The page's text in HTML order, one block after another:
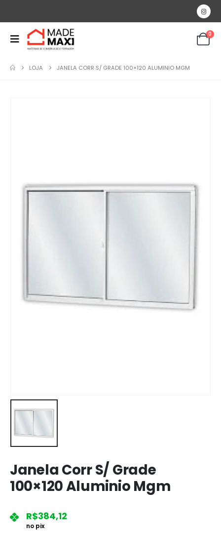
0
LOJA JANELA CORR S/ GRADE 100×120 ALUMINIO MGM
Janela Corr S/ Grade
100×120 Aluminio Mgm
R$384,12
no pix